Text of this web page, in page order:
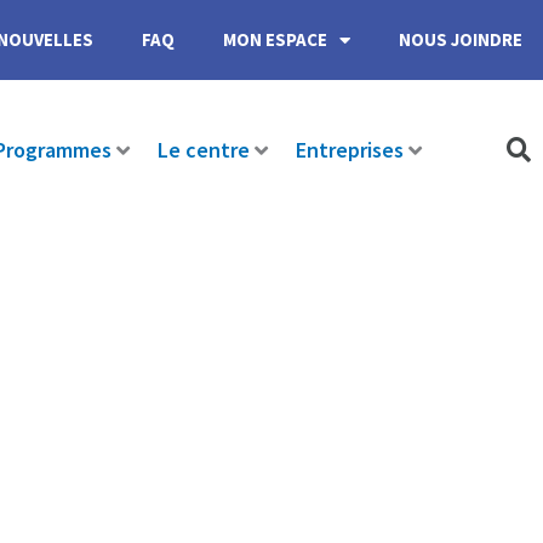
FAQ MON ESPACE NOUS JOINDRE
Le centre Entreprises